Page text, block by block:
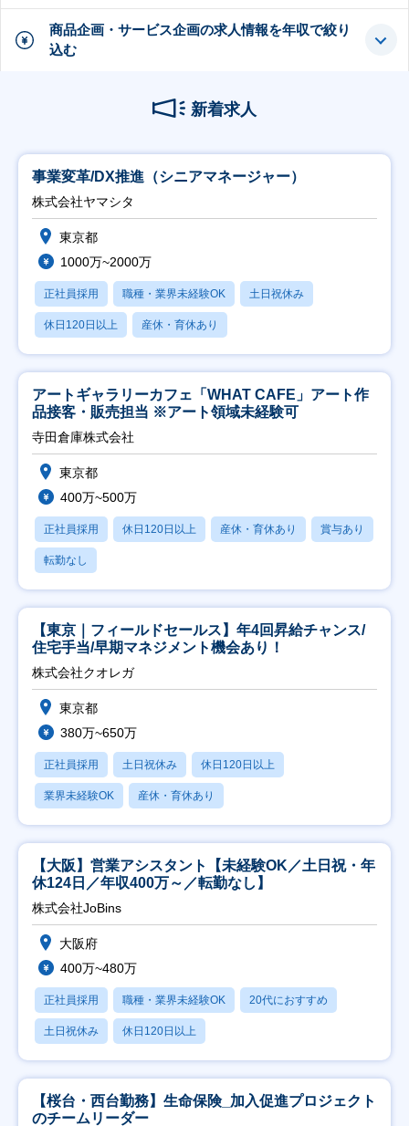
商品企画・サービス企画の求人情報を年収で絞り
込む
新着求人
事業変革/DX推進（シニアマネージャー）
株式会社ヤマシタ
東京都
1000万~2000万
正社員採用 職種・業界未経験OK 土日祝休み
休日120日以上 産休・育休あり
アートギャラリーカフェ「WHAT CAFE」アート作
品接客・販売担当 ※アート領域未経験可
寺田倉庫株式会社
東京都
400万~500万
正社員採用 休日120日以上 産休・育休あり 賞与あり
転勤なし
【東京｜フィールドセールス】年4回昇給チャンス/
住宅手当/早期マネジメント機会あり！
株式会社クオレガ
東京都
380万~650万
正社員採用 土日祝休み 休日120日以上
業界未経験OK 産休・育休あり
【大阪】営業アシスタント【未経験OK／土日祝・年
休124日／年収400万～／転勤なし】
株式会社JoBins
大阪府
400万~480万
正社員採用 職種・業界未経験OK 20代におすすめ
土日祝休み 休日120日以上
【桜台・西台勤務】生命保険_加入促進プロジェクト
のチームリーダー